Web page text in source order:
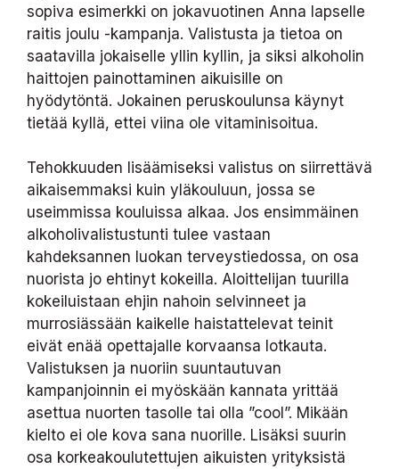
sopiva esimerkki on jokavuotinen Anna lapselle
raitis joulu -kampanja. Valistusta ja tietoa on
saatavilla jokaiselle yllin kyllin, ja siksi alkoholin
haittojen painottaminen aikuisille on
hyödytöntä. Jokainen peruskoulunsa käynyt
tietää kyllä, ettei viina ole vitaminisoitua.
Tehokkuuden lisäämiseksi valistus on siirrettävä
aikaisemmaksi kuin yläkouluun, jossa se
useimmissa kouluissa alkaa. Jos ensimmäinen
alkoholivalistustunti tulee vastaan
kahdeksannen luokan terveystiedossa, on osa
nuorista jo ehtinyt kokeilla. Aloittelijan tuurilla
kokeiluistaan ehjin nahoin selvinneet ja
murrosiässään kaikelle haistattelevat teinit
eivät enää opettajalle korvaansa lotkauta.
Valistuksen ja nuoriin suuntautuvan
kampanjoinnin ei myöskään kannata yrittää
asettua nuorten tasolle tai olla ”cool”. Mikään
kielto ei ole kova sana nuorille. Lisäksi suurin
osa korkeakoulutettujen aikuisten yrityksistä